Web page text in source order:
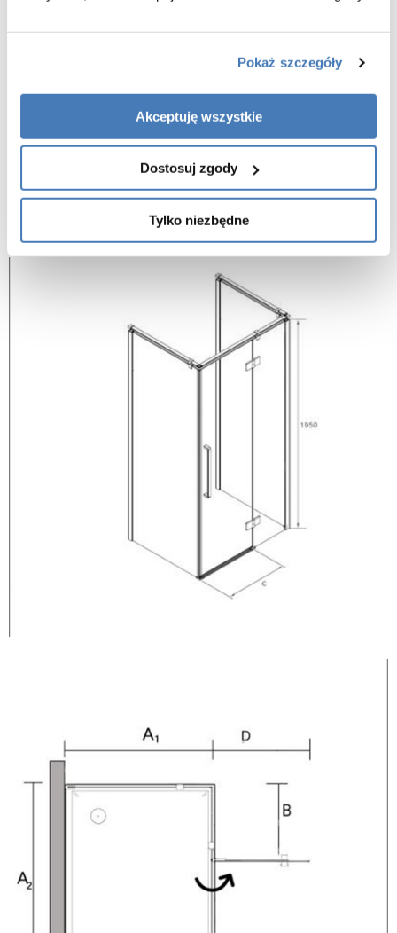
Pokaż szczegóły
Akceptuję wszystkie
Dostosuj zgody
Tylko niezbędne
Drzwi [cm]: 80 + 2 x ścianka 80 [cm]:
Zawiasy z funkcją unoszenia drzwi
Drzwi uchylne na zewnątrz
Szkło hartowane / 6 mm
Możliwy montaż na płytkach lub brodziku
Producent udziela gwarancji na okres
gwarantuje serwis na terenie całej polski.